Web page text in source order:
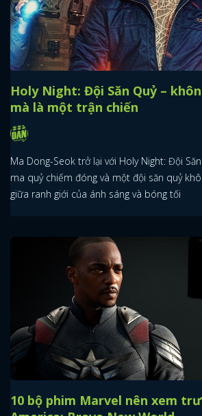
Holy Night: Đội Săn Quỷ –
mà là một trận chiến
Ma Dong-Seok trở lại với Holy Night: Đội
ma quỷ chiếm đóng và một đội săn quỷ
giữa ranh giới của ánh sáng và bóng tối
10 bộ phim Marvel nên xem